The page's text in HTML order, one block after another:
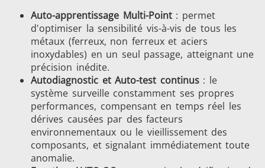
Auto-apprentissage Multi-Point: permet
d'optimiser la sensibilité vis-à-vis de tous les
métaux (ferreux, non ferreux et aciers
inoxydables) en un seul passage, atteignant une
précision inédite.
Autodiagnostic et Auto-test continus: le
système surveille constamment ses propres
performances, compensant en temps réel les
dérives causées par des facteurs
environnementaux ou le vieillissement des
composants, et signalant immédiatement toute
anomalie.